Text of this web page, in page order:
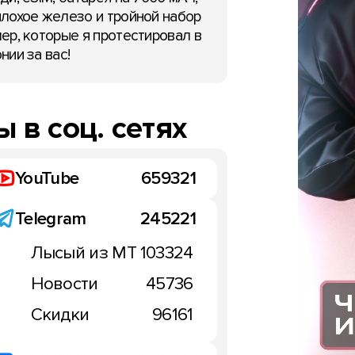
клон iPhone 17 на
2025
Характеристики HMD
кнопочного телефона
кнопок
18:54, 17 сентября 2025
железо и тройной набор
которые я протестировал в
за вас!
в соц. сетях
YouTube
659321
Telegram
245221
Лысый из МТ103324
Новости
45736
Скидки
96161